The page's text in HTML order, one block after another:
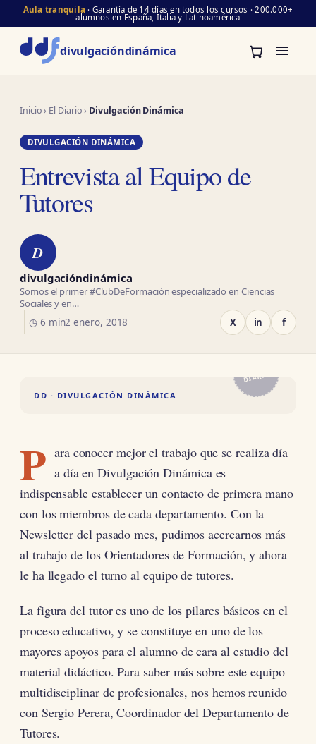
Aula tranquila · Garantía de 14 días en todos los cursos · 200.000+
alumnos en España, Italia y Latinoamérica
divulgacióndinámica
Inicio› El Diario› Divulgación Dinámica
DIVULGACIÓN DINÁMICA
Entrevista al Equipo de
Tutores
D
divulgacióndinámica
Somos el primer #ClubDeFormación especializado en Ciencias
Sociales y en…
◷ 6 min2 enero, 2018 X in f
DD · DIVULGACIÓN DINÁMICA
DIARIO
P ara conocer mejor el trabajo que se realiza día
a día en Divulgación Dinámica es
indispensable establecer un contacto de primera mano
con los miembros de cada departamento. Con la
Newsletter del pasado mes, pudimos acercarnos más
al trabajo de los Orientadores de Formación, y ahora
le ha llegado el turno al equipo de tutores.
La figura del tutor es uno de los pilares básicos en el
proceso educativo, y se constituye en uno de los
mayores apoyos para el alumno de cara al estudio del
material didáctico. Para saber más sobre este equipo
multidisciplinar de profesionales, nos hemos reunido
con Sergio Perera, Coordinador del Departamento de
Tutores.